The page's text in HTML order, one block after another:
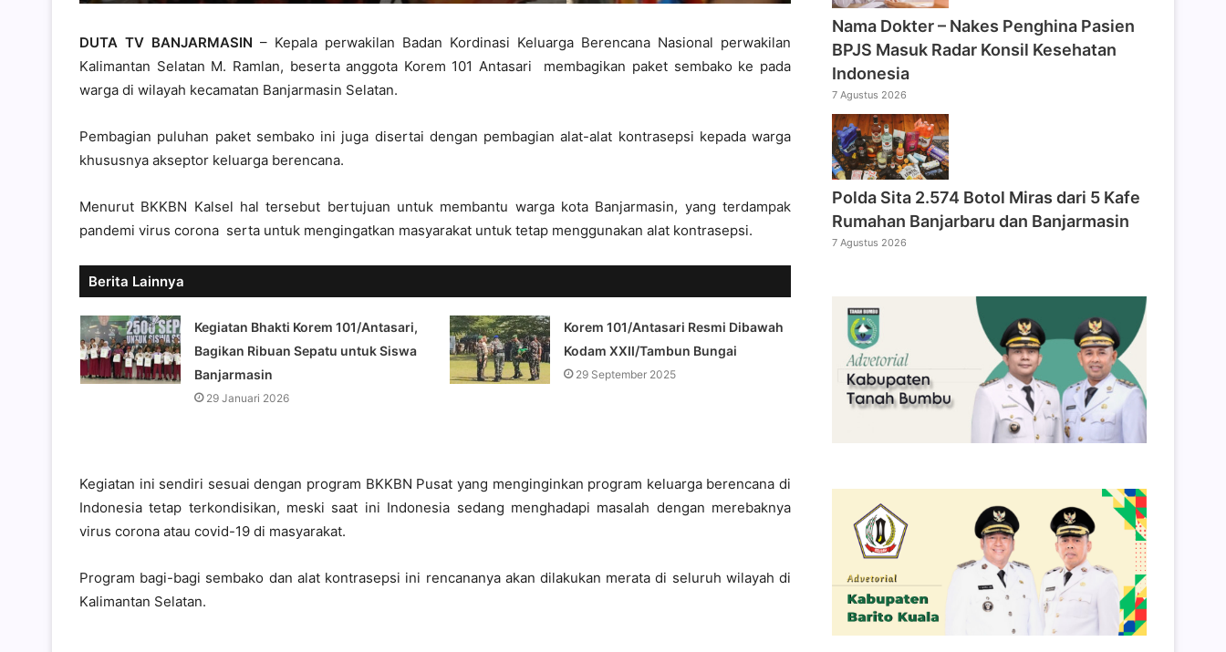
DUTA TV BANJARMASIN – Kepala perwakilan Badan Kordinasi Keluarga Berencana Nasional perwakilan
Kalimantan Selatan M. Ramlan, beserta anggota Korem 101 Antasari membagikan paket sembako ke pada
warga di wilayah kecamatan Banjarmasin Selatan.
Pembagian puluhan paket sembako ini juga disertai dengan pembagian alat-alat kontrasepsi kepada warga
khususnya akseptor keluarga berencana.
Menurut BKKBN Kalsel hal tersebut bertujuan untuk membantu warga kota Banjarmasin, yang terdampak
pandemi virus corona serta untuk mengingatkan masyarakat untuk tetap menggunakan alat kontrasepsi.
Berita Lainnya
Kegiatan Bhakti Korem 101/Antasari,
Bagikan Ribuan Sepatu untuk Siswa
Banjarmasin
29 Januari 2026
Korem 101/Antasari Resmi Dibawah
Kodam XXII/Tambun Bungai
29 September 2025
Kegiatan ini sendiri sesuai dengan program BKKBN Pusat yang menginginkan program keluarga berencana di
Indonesia tetap terkondisikan, meski saat ini Indonesia sedang menghadapi masalah dengan merebaknya
virus corona atau covid-19 di masyarakat.
Program bagi-bagi sembako dan alat kontrasepsi ini rencananya akan dilakukan merata di seluruh wilayah di
Kalimantan Selatan.
Nama Dokter – Nakes Penghina Pasien
BPJS Masuk Radar Konsil Kesehatan
Indonesia
7 Agustus 2026
Polda Sita 2.574 Botol Miras dari 5 Kafe
Rumahan Banjarbaru dan Banjarmasin
7 Agustus 2026